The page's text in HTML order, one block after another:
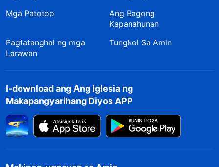
Mga Patotoo
Ang Bagong
Kapanahunan
Pagtatanghal ng mga
Larawan
Tungkol Sa Amin
I-download ang Ang Iglesia ng
Makapangyarihang Diyos APP